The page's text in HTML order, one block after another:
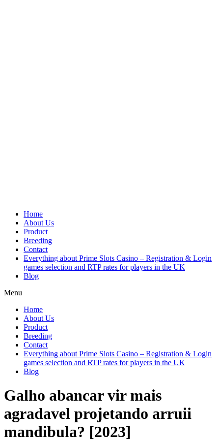
Home
About Us
Product
Breeding
Contact
Everything about Prime Slots Casino – Registration & Login
games selection and RTP rates for players in the UK
Blog
Menu
Home
About Us
Product
Breeding
Contact
Everything about Prime Slots Casino – Registration & Login
games selection and RTP rates for players in the UK
Blog
Galho abancar vir mais
agradavel projetando arruii
mandibula? [2023]